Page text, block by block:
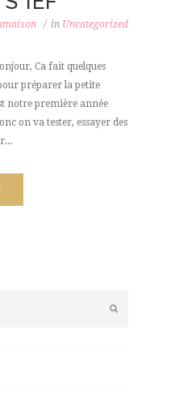
in Uncategorized
Ca fait quelques
préparer la petite
notre première année
on va tester, essayer des